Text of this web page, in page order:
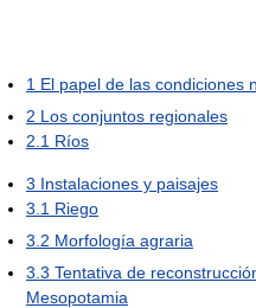
1 El papel de las condiciones
2 Los conjuntos regionales
2.1 Ríos
3 Instalaciones y paisajes
3.1 Riego
3.2 Morfología agraria
3.3 Tentativa de
Mesopotamia